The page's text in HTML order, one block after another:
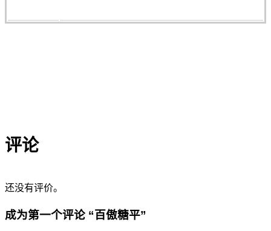
评论
还没有评价。
成为第一个评论 “百傲糖平”